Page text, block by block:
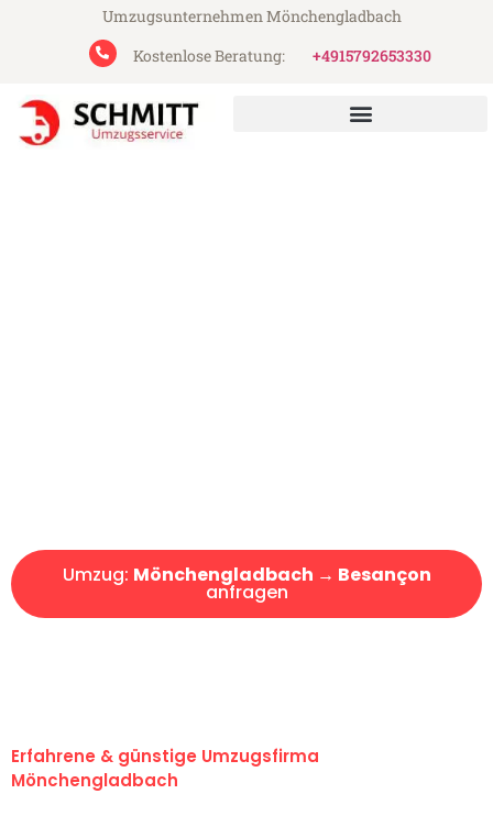
Umzugsunternehmen Mönchengladbach
Kostenlose Beratung:
+4915792653330
Umzug: Mönchengladbach → Besançon
anfragen
Erfahrene & günstige Umzugsfirma
Mönchengladbach